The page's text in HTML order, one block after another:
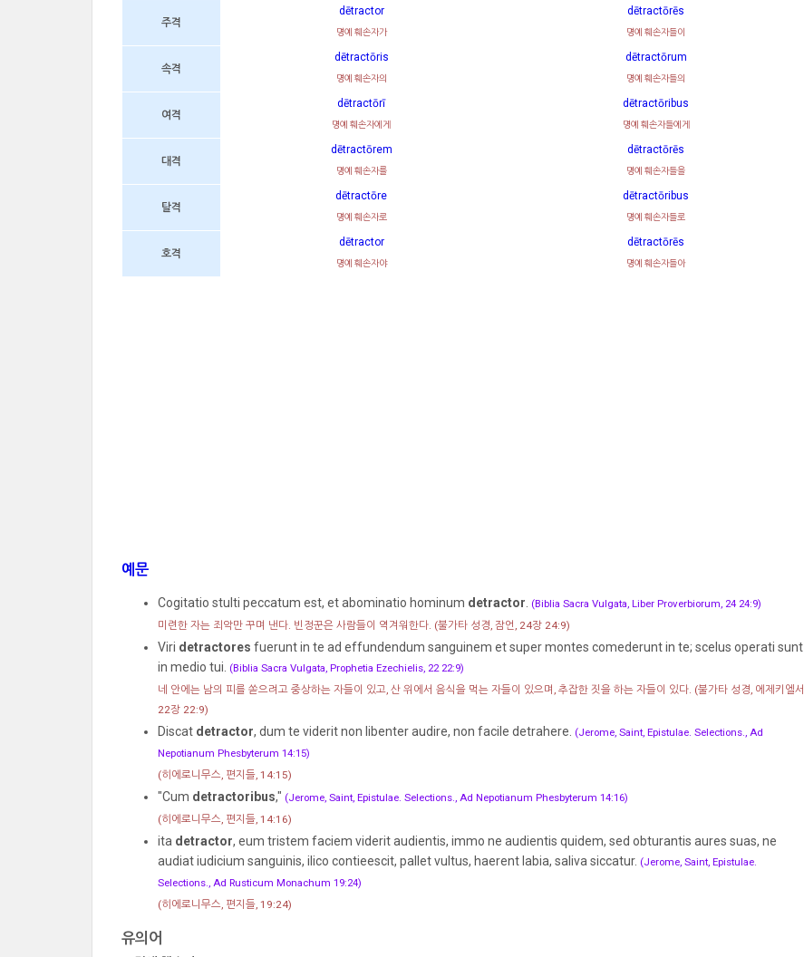
주격
dētractor
명예 훼손자가
dētractōrēs
명예 훼손자들이
속격
dētractōris
명예 훼손자의
dētractōrum
명예 훼손자들의
여격
dētractōrī
명예 훼손자에게
dētractōribus
명예 훼손자들에게
대격
dētractōrem
명예 훼손자를
dētractōrēs
명예 훼손자들을
탈격
dētractōre
명예 훼손자로
dētractōribus
명예 훼손자들로
호격
dētractor
명예 훼손자야
dētractōrēs
명예 훼손자들아
예문
Cogitatio stulti peccatum est, et abominatio hominum detractor (Biblia Sacra Vulgata, Liber Proverbiorum, 24 24:9)
미련한 자는 죄악만 꾸며 낸다. 빈정꾼은 사람들이 역겨워한다. (불가타 성경, 잠언, 24장 24:9)
Viri detractores fuerunt in te ad effundendum sanguinem et super montes comederunt in te; scelus operati sunt
in medio tui. (Biblia Sacra Vulgata, Prophetia Ezechielis, 22 22:9)
네 안에는 남의 피를 쏟으려고 중상하는 자들이 있고, 산 위에서 음식을 먹는 자들이 있으며, 추잡한 짓을 하는 자들이 있다. (불가타 성경, 에제키엘서,
22장 22:9)
Discat detractor, dum te viderit non libenter audire, non facile detrahere. (Jerome, Saint, Epistulae. Selections., Ad
Nepotianum Phesbyterum 14:15)
(히에로니무스, 편지들, 14:15)
"Cum detractoribus," (Jerome, Saint, Epistulae. Selections., Ad Nepotianum Phesbyterum 14:16)
(히에로니무스, 편지들, 14:16)
ita detractor, eum tristem faciem viderit audientis, immo ne audientis quidem, sed obturantis aures suas, ne
audiat iudicium sanguinis, ilico contieescit, pallet vultus, haerent labia, saliva siccatur. (Jerome, Saint, Epistulae.
Selections., Ad Rusticum Monachum 19:24)
(히에로니무스, 편지들, 19:24)
유의어